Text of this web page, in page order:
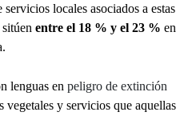
locales asociados a estas
entre el 18 % y el 23 % en
lenguas en peligro de extinción
vegetales y servicios que aquellas